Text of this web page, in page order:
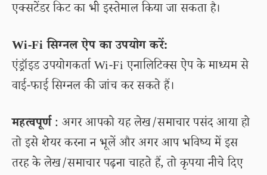
एक्सटेंडर किट का भी इस्तेमाल किया जा सकता है।
Wi-Fi सिग्नल ऐप का उपयोग करें:
एंड्रॉइड उपयोगकर्ता Wi-Fi एनालिटिक्स ऐप के माध्यम से
वाई-फाई सिग्नल की जांच कर सकते हैं।
महत्वपूर्ण: अगर आपको यह लेख/समाचार पसंद आया हो
तो इसे शेयर करना न भूलें और अगर आप भविष्य में इस
तरह के लेख/समाचार पढ़ना चाहते हैं, तो कृपया नीचे दिए